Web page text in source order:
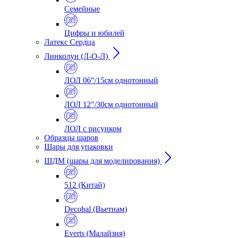
Семейные
Цифры и юбилей
Латекс Сердца
Линколун (Л-О-Л)
ЛОЛ 06"/15см однотонный
ЛОЛ 12"/30см однотонный
ЛОЛ с рисунком
Образцы шаров
Шары для упаковки
ШДМ (шары для моделирования)
512 (Китай)
Decobal (Вьетнам)
Everts (Малайзия)